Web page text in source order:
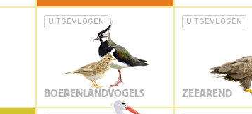
UITGEVLOGEN
BOERENLANDVOGELS
UITGEVLOGEN
ZEEAREND